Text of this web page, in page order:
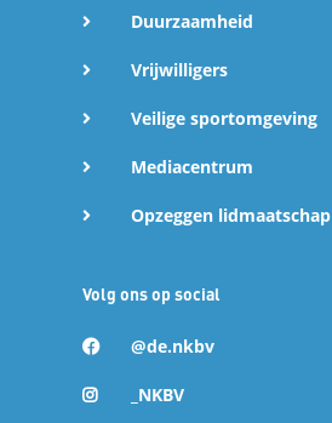
Duurzaamheid
Vrijwilligers
Veilige sportomgeving
Mediacentrum
Opzeggen lidmaatschap
Volg ons op social
@de.nkbv
_NKBV